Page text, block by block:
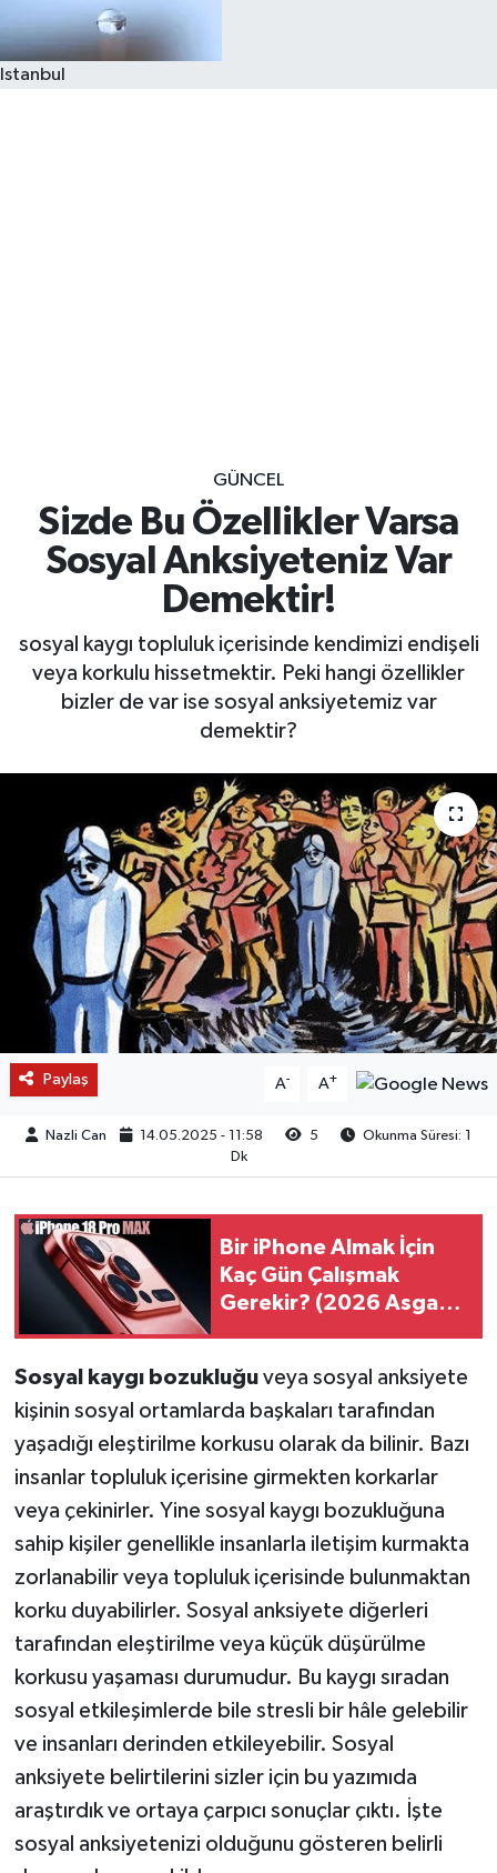
Istanbul
GÜNCEL
Sizde Bu Özellikler Varsa
Sosyal Anksiyeteniz Var
Demektir!
sosyal kaygı topluluk içerisinde kendimizi endişeli
veya korkulu hissetmektir. Peki hangi özellikler
bizler de var ise sosyal anksiyetemiz var
demektir?
Paylaş A- A+
Nazli Can 14.05.2025 - 11:58 5
Okunma Süresi: 1
Dk
Bir iPhone Almak İçin
Kaç Gün Çalışmak
Gerekir? (2026 Asgari
Sosyal kaygı bozukluğuveya sosyal anksiyete
kişinin sosyal ortamlarda başkaları tarafından
yaşadığı eleştirilme korkusu olarak da bilinir. Bazı
insanlar topluluk içerisine girmekten korkarlar
veya çekinirler. Yine sosyal kaygı bozukluğuna
sahip kişiler genellikle insanlarla iletişim kurmakta
zorlanabilir veya topluluk içerisinde bulunmaktan
korku duyabilirler. Sosyal anksiyete diğerleri
tarafından eleştirilme veya küçük düşürülme
korkusu yaşaması durumudur. Bu kaygı sıradan
sosyal etkileşimlerde bile stresli bir hâle gelebilir
ve insanları derinden etkileyebilir. Sosyal
anksiyete belirtilerini sizler için bu yazımıda
araştırdık ve ortaya çarpıcı sonuçlar çıktı. İşte
sosyal anksiyetenizi olduğunu gösteren belirli